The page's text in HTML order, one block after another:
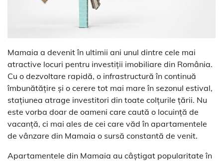
Mamaia a devenit în ultimii ani unul dintre cele mai
atractive locuri pentru investiții imobiliare din România.
Cu o dezvoltare rapidă, o infrastructură în continuă
îmbunătățire și o cerere tot mai mare în sezonul estival,
stațiunea atrage investitori din toate colțurile țării. Nu
este vorba doar de oameni care caută o locuință de
vacanță, ci mai ales de cei care văd în apartamentele
de vânzare din Mamaia o sursă constantă de venit.
Apartamentele din Mamaia au câștigat popularitate în